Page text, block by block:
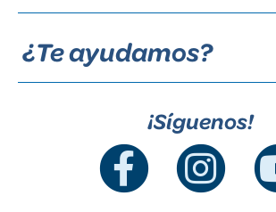
¿Te ayudamos?
¡Síguenos!